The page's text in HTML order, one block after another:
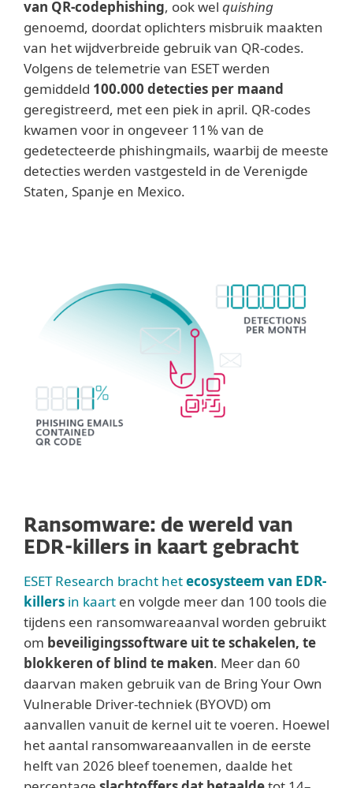
van QR-codephishing, ook wel quishing
genoemd, doordat oplichters misbruik maakten
van het wijdverbreide gebruik van QR-codes.
Volgens de telemetrie van ESET werden
gemiddeld 100.000 detecties per maand
geregistreerd, met een piek in april. QR-codes
kwamen voor in ongeveer 11% van de
gedetecteerde phishingmails, waarbij de meeste
detecties werden vastgesteld in de Verenigde
Staten, Spanje en Mexico.
Ransomware: de wereld van
EDR-killers in kaart gebracht
ESET Research bracht hetecosysteem van EDR-
killers in kaart en volgde meer dan 100 tools die
tijdens een ransomwareaanval worden gebruikt
om beveiligingssoftware uit te schakelen, te
blokkeren of blind te maken. Meer dan 60
daarvan maken gebruik van de Bring Your Own
Vulnerable Driver-techniek (BYOVD) om
aanvallen vanuit de kernel uit te voeren. Hoewel
het aantal ransomwareaanvallen in de eerste
helft van 2026 bleef toenemen, daalde het